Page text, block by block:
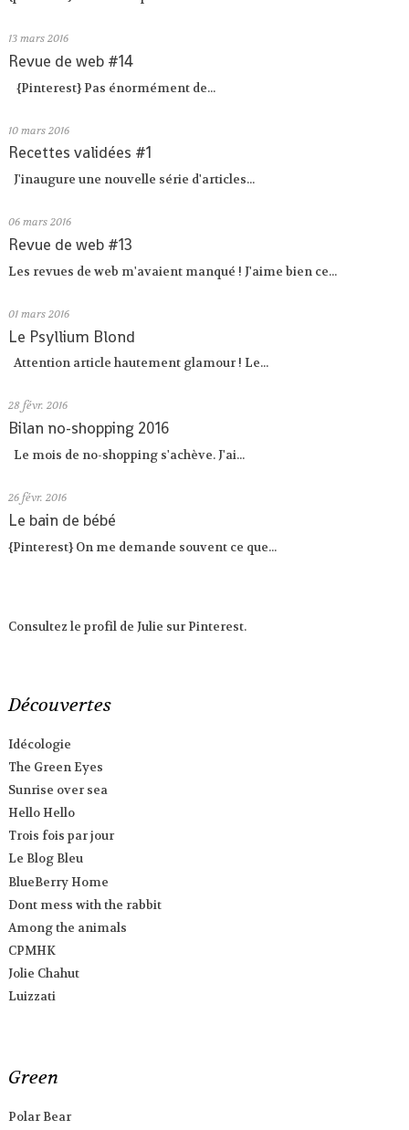
13 mars 2016
Revue de web #14
{Pinterest} Pas énormément de...
10 mars 2016
Recettes validées #1
J'inaugure une nouvelle série d'articles...
06 mars 2016
Revue de web #13
Les revues de web m'avaient manqué ! J'aime bien ce...
01 mars 2016
Le Psyllium Blond
Attention article hautement glamour ! Le...
28 févr. 2016
Bilan no-shopping 2016
Le mois de no-shopping s'achève. J'ai...
26 févr. 2016
Le bain de bébé
{Pinterest} On me demande souvent ce que...
Consultez le profil de Julie sur Pinterest.
Découvertes
Idécologie
The Green Eyes
Sunrise over sea
Hello Hello
Trois fois par jour
Le Blog Bleu
BlueBerry Home
Dont mess with the rabbit
Among the animals
CPMHK
Jolie Chahut
Luizzati
Green
Polar Bear